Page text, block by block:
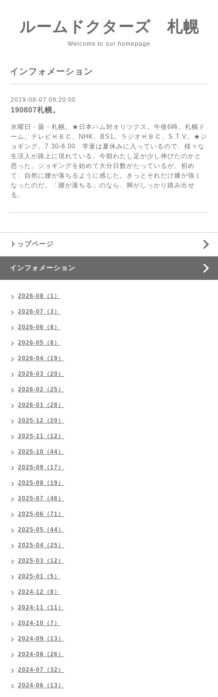
ルームドクターズ 札幌
Welcome to our homepage
インフォメーション
2019-08-07 09:20:00
190807札幌。
水曜日・曇・札幌。★日本ハム対オリツクス。午後6時。札幌ド
ーム。テレビＨＢＣ、NHK、BS1。ラジオＨＢＣ、S.T.V。★ジ
ョギング。7.30-8.00 学童は夏休みに入っているので、様々な
生活人が路上に現れている。今朝わたし足が少し伸びたのかと
思った。ジョギングを始めて大分日数がたっているが、初め
て、自然に腰が落ちるように感じた。きっとそれだけ膝が強く
なったのだ。「腰が落ちる」のなら、脚がしっかり踏み出せ
る。
トップページ
インフォメーション
2026-08（1）
2026-07（3）
2026-06（8）
2026-05（8）
2026-04（19）
2026-03（20）
2026-02（25）
2026-01（28）
2025-12（20）
2025-11（12）
2025-10（44）
2025-09（17）
2025-08（19）
2025-07（46）
2025-06（71）
2025-05（44）
2025-04（25）
2025-03（12）
2025-01（5）
2024-12（8）
2024-11（11）
2024-10（7）
2024-09（13）
2024-08（26）
2024-07（32）
2024-06（13）